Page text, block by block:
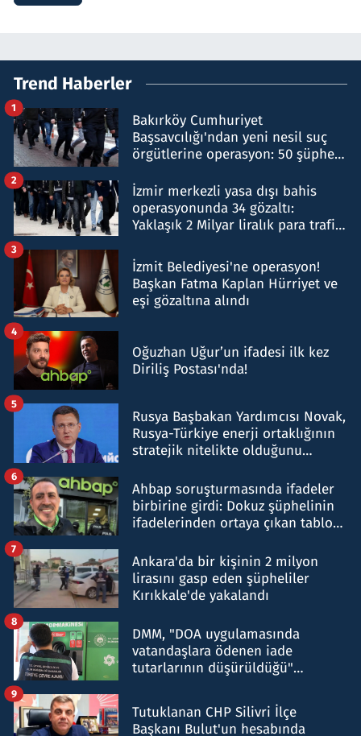
Trend Haberler
Bakırköy Cumhuriyet
Başsavcılığı'ndan yeni nesil suç
örgütlerine operasyon: 50 şüpheli
1
İzmir merkezli yasa dışı bahis
operasyonunda 34 gözaltı:
Yaklaşık 2 Milyar liralık para trafiği
2
İzmit Belediyesi'ne operasyon!
Başkan Fatma Kaplan Hürriyet ve
eşi gözaltına alındı
3
Oğuzhan Uğur’un ifadesi ilk kez
Diriliş Postası'nda!
4
Rusya Başbakan Yardımcısı Novak,
Rusya-Türkiye enerji ortaklığının
stratejik nitelikte olduğunu
5
Ahbap soruşturmasında ifadeler
birbirine girdi: Dokuz şüphelinin
ifadelerinden ortaya çıkan tablo
6
Ankara'da bir kişinin 2 milyon
lirasını gasp eden şüpheliler
Kırıkkale'de yakalandı
7
DMM, "DOA uygulamasında
vatandaşlara ödenen iade
tutarlarının düşürüldüğü"
8
Tutuklanan CHP Silivri İlçe
Başkanı Bulut'un hesabında
9